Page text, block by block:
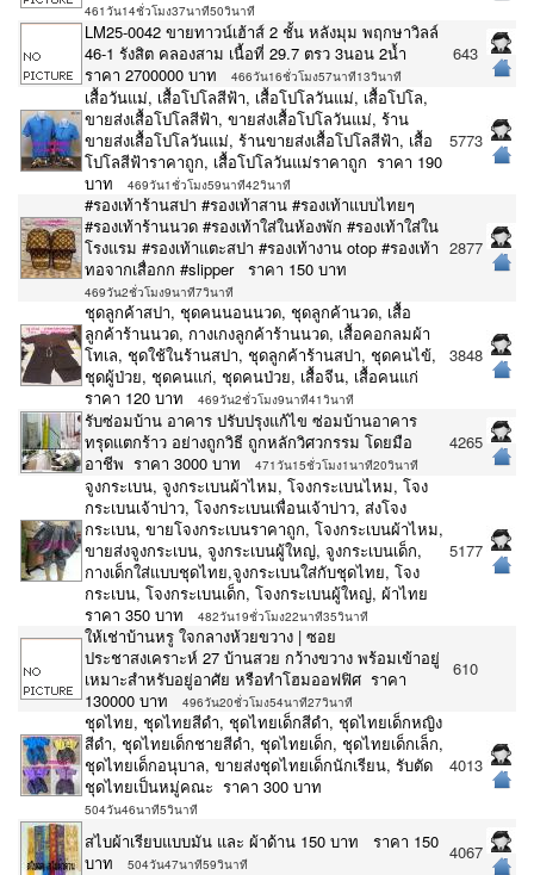
461วัน14ชั่วโมง37นาที50วินาที
LM25-0042 ขายทาวน์เฮ้าส์ 2 ชั้น หลังมุม พฤกษาวิลล์
46-1 รังสิต คลองสาม เนื้อที่ 29.7 ตรว 3นอน 2น้ำ
ราคา 2700000 บาท
466วัน16ชั่วโมง57นาที13วินาที
643
เสื้อวันแม่, เสื้อโปโลสีฟ้า, เสื้อโปโลวันแม่, เสื้อโปโล,
ขายส่งเสื้อโปโลสีฟ้า, ขายส่งเสื้อโปโลวันแม่, ร้าน
ขายส่งเสื้อโปโลวันแม่, ร้านขายส่งเสื้อโปโลสีฟ้า, เสื้อ
โปโลสีฟ้าราคาถูก, เสื้อโปโลวันแม่ราคาถูก ราคา 190
บาท
469วัน1ชั่วโมง59นาที42วินาที
5773
#รองเท้าร้านสปา #รองเท้าสาน #รองเท้าแบบไทยๆ
#รองเท้าร้านนวด #รองเท้าใส่ในห้องพัก #รองเท้าใส่ใน
โรงแรม #รองเท้าแตะสปา #รองเท้างาน otop #รองเท้า
ทอจากเสื่อกก #slipper ราคา 150 บาท
469วัน2ชั่วโมง9นาที7วินาที
2877
ชุดลูกค้าสปา, ชุดคนนอนนวด, ชุดลูกค้านวด, เสื้อ
ลูกค้าร้านนวด, กางเกงลูกค้าร้านนวด, เสื้อคอกลมผ้า
โทเล, ชุดใช้ในร้านสปา, ชุดลูกค้าร้านสปา, ชุดคนไข้,
ชุดผู้ป่วย, ชุดคนแก่, ชุดคนป่วย, เสื้อจีน, เสื้อคนแก่
ราคา 120 บาท
469วัน2ชั่วโมง9นาที41วินาที
3848
รับซ่อมบ้าน อาคาร ปรับปรุงแก้ไข ซ่อมบ้านอาคาร
ทรุดแตกร้าว อย่างถูกวิธี ถูกหลักวิศวกรรม โดยมือ
อาชีพ ราคา 3000 บาท
471วัน15ชั่วโมง1นาที20วินาที
4265
จูงกระเบน, จูงกระเบนผ้าไหม, โจงกระเบนไหม, โจง
กระเบนเจ้าบ่าว, โจงกระเบนเพื่อนเจ้าบ่าว, ส่งโจง
กระเบน, ขายโจงกระเบนราคาถูก, โจงกระเบนผ้าไหม,
ขายส่งจูงกระเบน, จูงกระเบนผู้ใหญ่, จูงกระเบนเด็ก,
กางเด็กใส่แบบชุดไทย,จูงกระเบนใส่กับชุดไทย, โจง
กระเบน, โจงกระเบนเด็ก, โจงกระเบนผู้ใหญ่, ผ้าไทย
ราคา 350 บาท
482วัน19ชั่วโมง22นาที35วินาที
5177
ให้เช่าบ้านหรู ใจกลางห้วยขวาง | ซอย
ประชาสงเคราะห์ 27 บ้านสวย กว้างขวาง พร้อมเข้าอยู่
เหมาะสำหรับอยู่อาศัย หรือทำโฮมออฟฟิศ ราคา
130000 บาท
496วัน20ชั่วโมง54นาที27วินาที
610
ชุดไทย, ชุดไทยสีดำ, ชุดไทยเด็กสีดำ, ชุดไทยเด็กหญิง
สีดำ, ชุดไทยเด็กชายสีดำ, ชุดไทยเด็ก, ชุดไทยเด็กเล็ก,
ชุดไทยเด็กอนุบาล, ขายส่งชุดไทยเด็กนักเรียน, รับตัด
ชุดไทยเป็นหมู่คณะ ราคา 300 บาท
504วัน46นาที5วินาที
4013
สไบผ้าเรียบแบบมัน และ ผ้าด้าน 150 บาท ราคา 150
บาท
504วัน47นาที59วินาที
4067